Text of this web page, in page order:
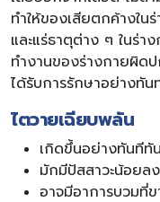
ทำให้ของเสียตกค้างใน
และแร่ธาตุต่าง ๆ ในร่า
ทำงานของร่างกายผิด
ได้รับการรักษาอย่างทัน
ไตวายเฉียบพลัน
เกิดขึ้นอย่างทันทีทั
มักมีปัสสาวะน้อยลง
อาจมีอาการบวมที่ข